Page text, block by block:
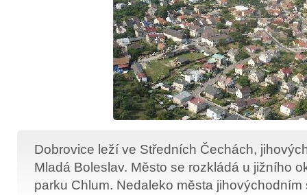
Dobrovice leží ve Středních Čechách,
Mladá Boleslav. Město se rozkládá u jižního
parku Chlum. Nedaleko města jihovýchodním